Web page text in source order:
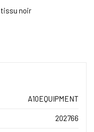
tissu noir
A10EQUIPMENT
202766